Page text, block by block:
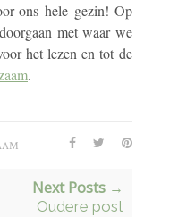
ons hele gezin! Op
met waar we
het lezen en tot de
.
Next Posts →
Oudere post